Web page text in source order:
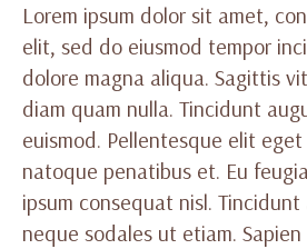
Lorem ipsum dolor sit amet,
elit, sed do eiusmod tempor
dolore magna aliqua. Sagittis
diam quam nulla. Tincidunt
euismod. Pellentesque elit
natoque penatibus et. Eu
ipsum consequat nisl.
neque sodales ut etiam.